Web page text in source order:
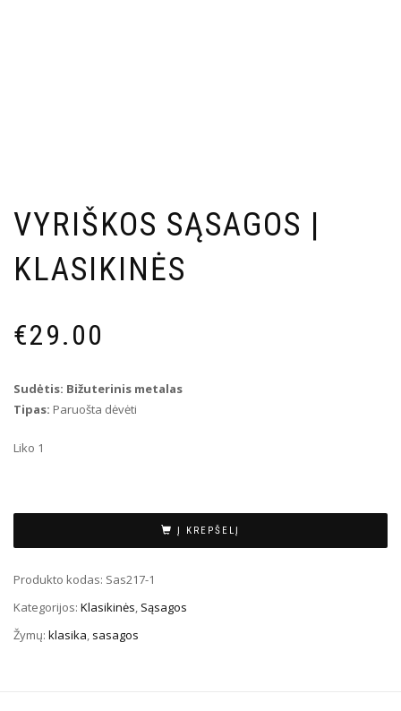
VYRIŠKOS SĄSAGOS |
KLASIKINĖS
€29.00
Sudėtis: Bižuterinis metalas
Tipas: Paruošta dėvėti
Liko 1
Į KREPŠELĮ
Produkto kodas: Sas217-1
Kategorijos: Klasikinės, Sąsagos
Žymų: klasika, sasagos